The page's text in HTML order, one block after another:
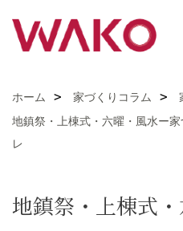
ホーム 家づくりコラム
地鎮祭・上棟式・六曜・風水ー
レ
地鎮祭・上棟式